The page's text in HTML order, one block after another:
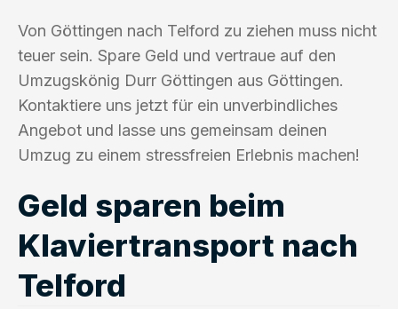
Von Göttingen nach Telford zu ziehen muss nicht
teuer sein. Spare Geld und vertraue auf den
Umzugskönig Durr Göttingen aus Göttingen.
Kontaktiere uns jetzt für ein unverbindliches
Angebot und lasse uns gemeinsam deinen
Umzug zu einem stressfreien Erlebnis machen!
Geld sparen beim
Klaviertransport nach
Telford